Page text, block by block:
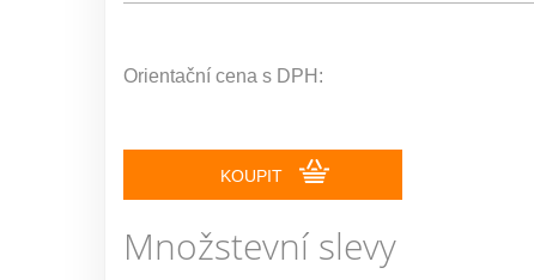
Orientační cena s DPH:
KOUPIT
Množstevní slevy